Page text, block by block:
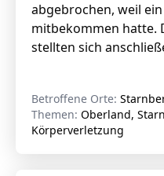
abgebrochen, weil
mitbekommen hatte.
stellten sich
Betroffene Orte:
Themen: Oberland,
Körperverletzung